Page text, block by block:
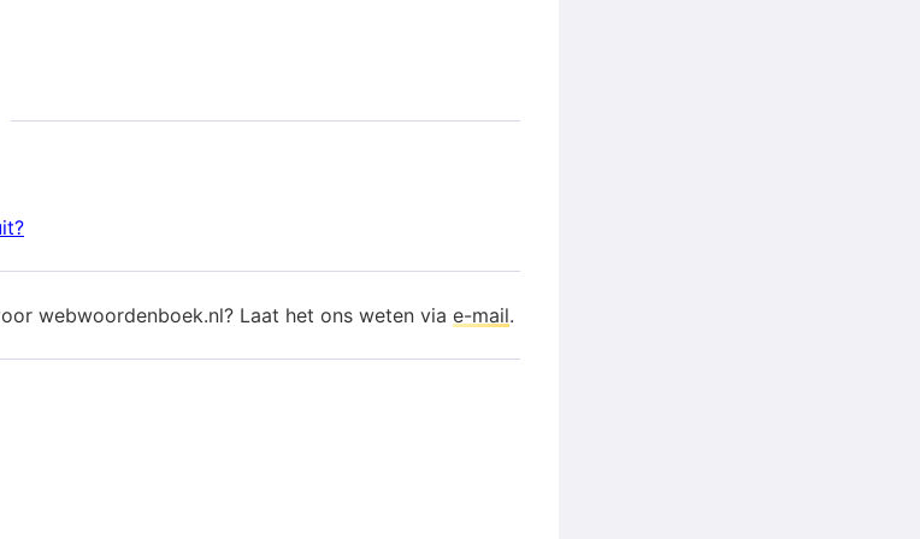
webwoordenboek.nl? Laat het ons weten via e-mail.